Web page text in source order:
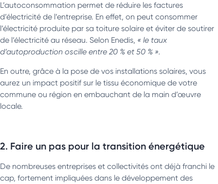
L’autoconsommation permet de réduire les factures
d’électricité de l’entreprise. En effet, on peut consommer
l’électricité produite par sa toiture solaire et éviter de soutirer
de l’électricité au réseau. Selon Enedis, « le taux
d’autoproduction oscille entre 20 % et 50 % ».
En outre, grâce à la pose de vos installations solaires, vous
aurez un impact positif sur le tissu économique de votre
commune ou région en embauchant de la main d’œuvre
locale.
2. Faire un pas pour la transition énergétique
De nombreuses entreprises et collectivités ont déjà franchi le
cap, fortement impliquées dans le développement des